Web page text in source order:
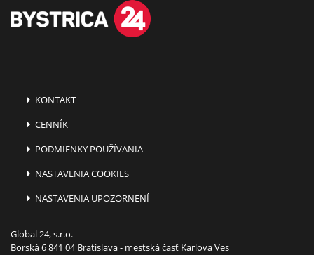
KONTAKT
CENNÍK
PODMIENKY POUŽÍVANIA
NASTAVENIA COOKIES
NASTAVENIA UPOZORNENÍ
Global 24, s.r.o.
Borská 6 841 04 Bratislava - mestská časť Karlova Ves